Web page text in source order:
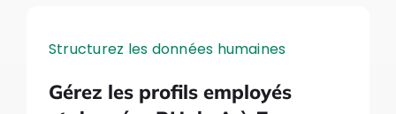
Structurez les données humaines
Gérez les profils employés